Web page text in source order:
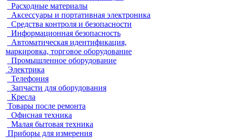
Расходные материалы
Аксессуары и портативная электроника
Средства контроля и безопасности
Информационная безопасность
Автоматическая идентификация,
маркировка, торговое оборудование
Промышленное оборудование
Электрика
Телефония
Запчасти для оборудования
Кресла
Товары после ремонта
Офисная техника
Малая бытовая техника
Приборы для измерения